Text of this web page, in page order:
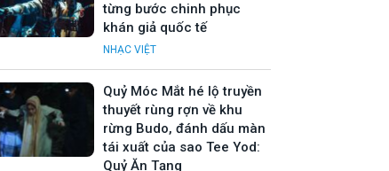
từng bước chinh phục
khán giả quốc tế
NHẠC VIỆT
Quỷ Móc Mắt hé lộ truyền
thuyết rùng rợn về khu
rừng Budo, đánh dấu màn
tái xuất của sao Tee Yod:
Quỷ Ăn Tạng